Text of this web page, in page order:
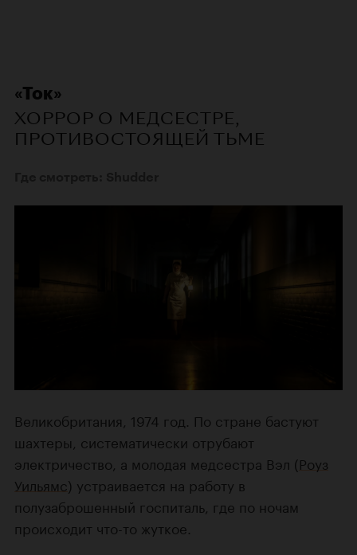
«Ток»
ХОРРОР О МЕДСЕСТРЕ,
ПРОТИВОСТОЯЩЕЙ ТЬМЕ
Великобритания, 1974 год. По стране бастуют
шахтеры, систематически отрубают
электричество, а молодая медсестра Вэл (Роуз
Уильямс) устраивается на работу в
полузаброшенный госпиталь, где по ночам
происходит что-то жуткое.